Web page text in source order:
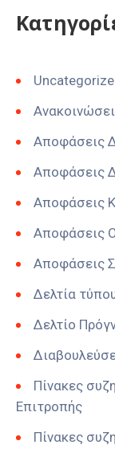
Αποφάσεις
Αποφάσεις
Αποφάσεις
Αποφάσεις
Αποφάσεις
Δελτία
Δελτίο
Πίνακες
Επιτροπής
Πίνακες